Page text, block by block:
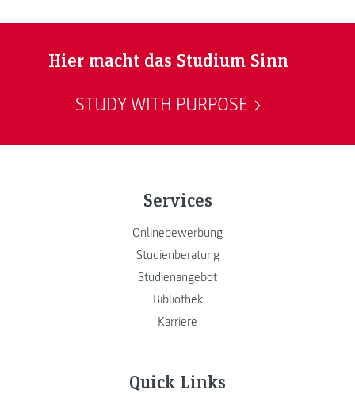
Hier macht das Studium Sinn
STUDY WITH PURPOSE
Services
Onlinebewerbung
Studienberatung
Studienangebot
Bibliothek
Karriere
Quick Links